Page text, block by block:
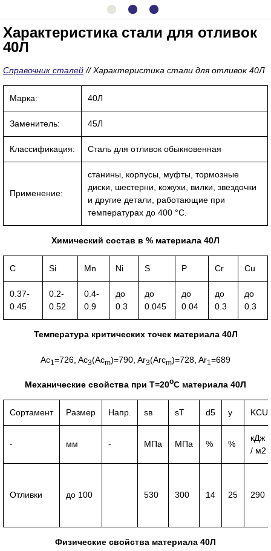
Характеристика стали для отливок
40Л
Справочник сталей//Характеристика стали для отливок 40Л
Марка: 40Л
Заменитель: 45Л
Классификация: Сталь для отливок обыкновенная
Применение:
станины, корпусы, муфты, тормозные
диски, шестерни, кожухи, вилки, звездочки
и другие детали, работающие при
температурах до 400 °С.
Химический состав в % материала 40Л
C Si Mn Ni S P Cr Cu
0.37-
0.45
0.2-
0.52
0.4-
0.9
до
0.3
до
0.045
до
0.04
до
0.3
до
0.3
Температура критических точек материала 40Л
Ac1 =726, Ac3(Acm)=790, Ar3(Arcm)=728, Ar1 =689
Механические свойства при Т=20oС материала 40Л
Сортамент Размер Напр. sв sT d5 y KCU
- мм - МПа МПа % %
кДж
/ м2
Отливки до 100 530 300 14 25 290
Физические свойства материала 40Л